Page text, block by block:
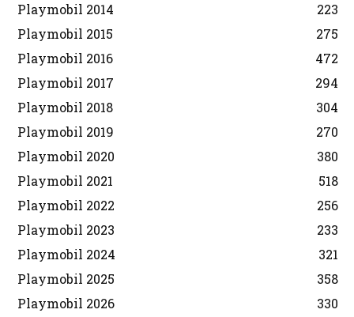
Playmobil 2014
223
Playmobil 2015
275
Playmobil 2016
472
Playmobil 2017
294
Playmobil 2018
304
Playmobil 2019
270
Playmobil 2020
380
Playmobil 2021
518
Playmobil 2022
256
Playmobil 2023
233
Playmobil 2024
321
Playmobil 2025
358
Playmobil 2026
330